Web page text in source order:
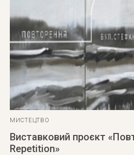
МИСТЕЦТВО
Виставковий проєкт
Repetition»